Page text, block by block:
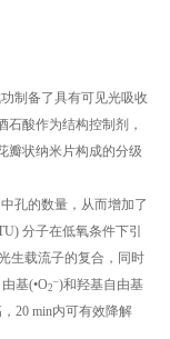
制备了具有可见光吸收
酸作为结构控制剂，
瓣状纳米片构成的分级
孔的数量，从而增加了
分子在低氧条件下引
生载流子的复合，同时
基(•O2
–)和羟基自由基
20 min内可有效降解